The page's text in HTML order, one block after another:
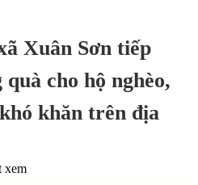
Xuân Sơn tiếp
cho hộ nghèo,
khăn trên địa
xem